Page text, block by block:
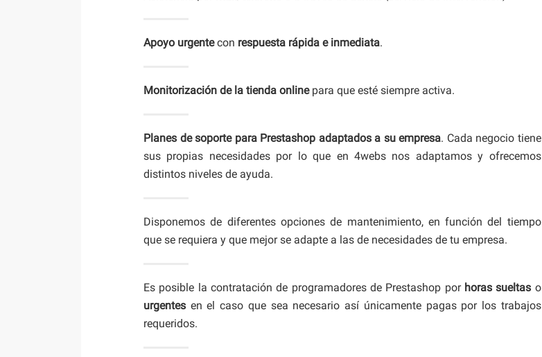
Apoyo urgentecon respuesta rápida e inmediata.
Monitorización de la tienda onlinepara que esté siempre activa.
Planes de soporte para Prestashop adaptados a su empresa. Cada negocio tiene
sus propias necesidades por lo que en 4webs nos adaptamos y ofrecemos
distintos niveles de ayuda.
Disponemos de diferentes opciones de mantenimiento, en función del tiempo
que se requiera y que mejor se adapte a las de necesidades de tu empresa.
Es posible la contratación de programadores de Prestashop por horas sueltas o
urgentes en el caso que sea necesario así únicamente pagas por los trabajos
requeridos.